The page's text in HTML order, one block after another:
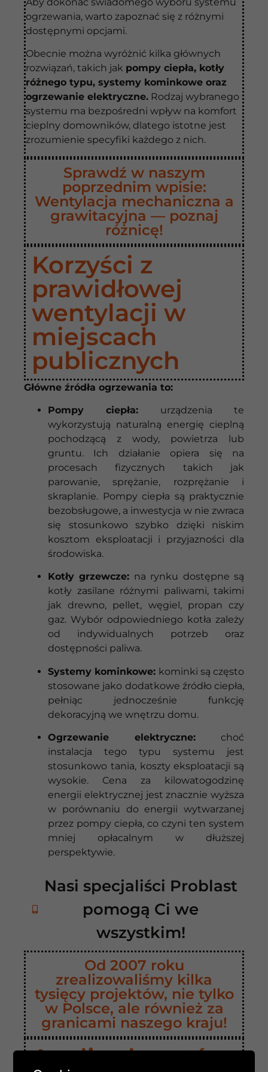
ogrzewania, warto zapoznać się z różnymi
dostępnymi opcjami.
Obecnie można wyróżnić kilka głównych
rozwiązań, takich jak pompy ciepła, kotły
różnego typu, systemy kominkowe oraz
ogrzewanie elektryczne. Rodzaj wybranego
systemu ma bezpośredni wpływ na komfort
cieplny domowników, dlatego istotne jest
zrozumienie specyfiki każdego z nich.
Sprawdź w naszym
poprzednim wpisie:
Wentylacja mechaniczna a
grawitacyjna — poznaj
różnicę!
Korzyści z
prawidłowej
wentylacji w
miejscach
publicznych
Główne źródła ogrzewania to:
Pompy ciepła: urządzenia te
wykorzystują naturalną energię cieplną
pochodzącą z wody, powietrza lub
gruntu. Ich działanie opiera się na
procesach fizycznych takich jak
parowanie, sprężanie, rozprężanie i
skraplanie. Pompy ciepła są praktycznie
bezobsługowe, a inwestycja w nie zwraca
się stosunkowo szybko dzięki niskim
kosztom eksploatacji i przyjazności dla
środowiska.
Kotły grzewcze: na rynku dostępne są
kotły zasilane różnymi paliwami, takimi
jak drewno, pellet, węgiel, propan czy
gaz. Wybór odpowiedniego kotła zależy
od indywidualnych potrzeb oraz
dostępności paliwa.
Systemy kominkowe: kominki są często
stosowane jako dodatkowe źródło ciepła,
pełniąc jednocześnie funkcję
dekoracyjną we wnętrzu domu.
Ogrzewanie elektryczne: choć
instalacja tego typu systemu jest
stosunkowo tania, koszty eksploatacji są
wysokie. Cena za kilowatogodzinę
energii elektrycznej jest znacznie wyższa
w porównaniu do energii wytwarzanej
przez pompy ciepła, co czyni ten system
mniej opłacalnym w dłuższej
perspektywie.
Nasi specjaliści Problast
pomogą Ci we
wszystkim!
Od 2007 roku
zrealizowaliśmy kilka
tysięcy projektów, nie tylko
w Polsce, ale również za
granicami naszego kraju!
Analiza kosztów